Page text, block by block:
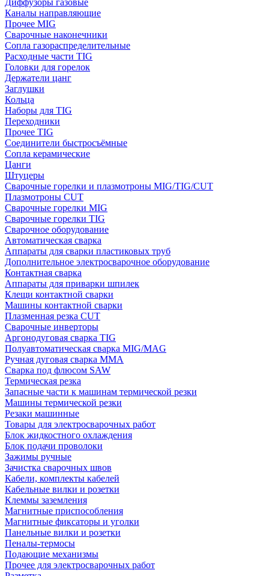
Диффузоры газовые
Каналы направляющие
Прочее MIG
Сварочные наконечники
Сопла газораспределительные
Расходные части TIG
Головки для горелок
Держатели цанг
Заглушки
Кольца
Наборы для TIG
Переходники
Прочее TIG
Соединители быстросъёмные
Сопла керамические
Цанги
Штуцеры
Сварочные горелки и плазмотроны MIG/TIG/CUT
Плазмотроны CUT
Сварочные горелки MIG
Сварочные горелки TIG
Сварочное оборудование
Автоматическая сварка
Аппараты для сварки пластиковых труб
Дополнительное электросварочное оборудование
Контактная сварка
Аппараты для приварки шпилек
Клещи контактной сварки
Машины контактной сварки
Плазменная резка CUT
Сварочные инверторы
Аргонодуговая сварка TIG
Полуавтоматическая сварка MIG/MAG
Ручная дуговая сварка MMA
Сварка под флюсом SAW
Термическая резка
Запасные части к машинам термической резки
Машины термической резки
Резаки машинные
Товары для электросварочных работ
Блок жидкостного охлаждения
Блок подачи проволоки
Зажимы ручные
Зачистка сварочных швов
Кабели, комплекты кабелей
Кабельные вилки и розетки
Клеммы заземления
Магнитные приспособления
Магнитные фиксаторы и уголки
Панельные вилки и розетки
Пеналы-термосы
Подающие механизмы
Прочее для электросварочных работ